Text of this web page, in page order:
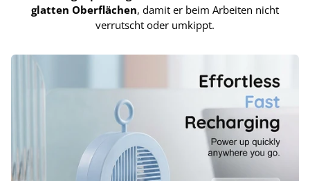
glatten Oberflächen, damit er beim Arbeiten nicht
verrutscht oder umkippt.